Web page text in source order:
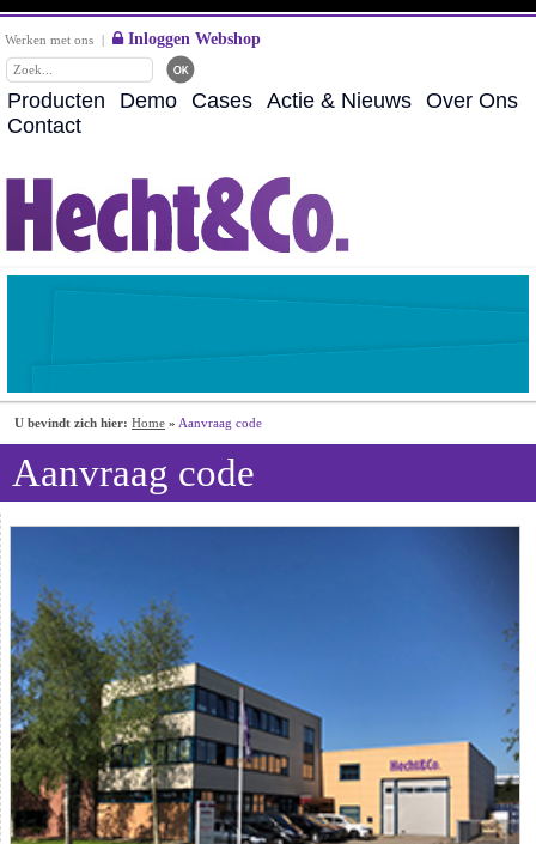
Werken met ons | Inloggen Webshop
Producten Demo Cases Actie & Nieuws Over Ons
Contact
U bevindt zich hier: Home » Aanvraag code
Aanvraag code